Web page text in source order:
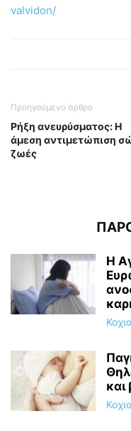
valvidon/
Προηγούμενο άρθρο
Ρήξη ανευρύσματος: Η
άμεση αντιμετώπιση
ζωές
Η
και